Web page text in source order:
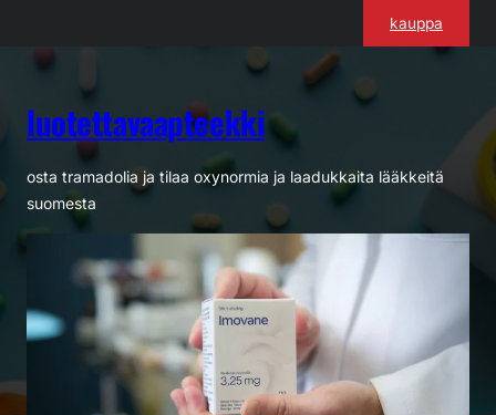
kauppa
luotettavaapteekki
osta tramadolia ja tilaa oxynormia ja laadukkaita lääkkeitä
suomesta